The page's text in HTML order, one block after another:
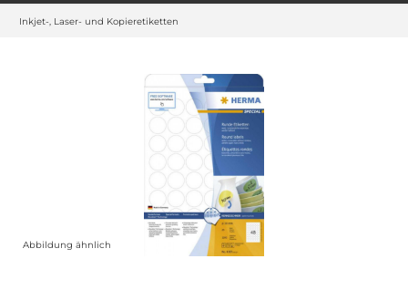
Inkjet-, Laser- und Kopieretiketten
Abbildung ähnlich